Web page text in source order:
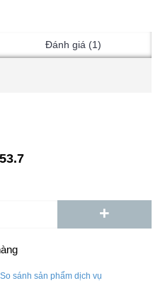
Đánh giá (1)
+
So sánh sản phẩm dịch vụ